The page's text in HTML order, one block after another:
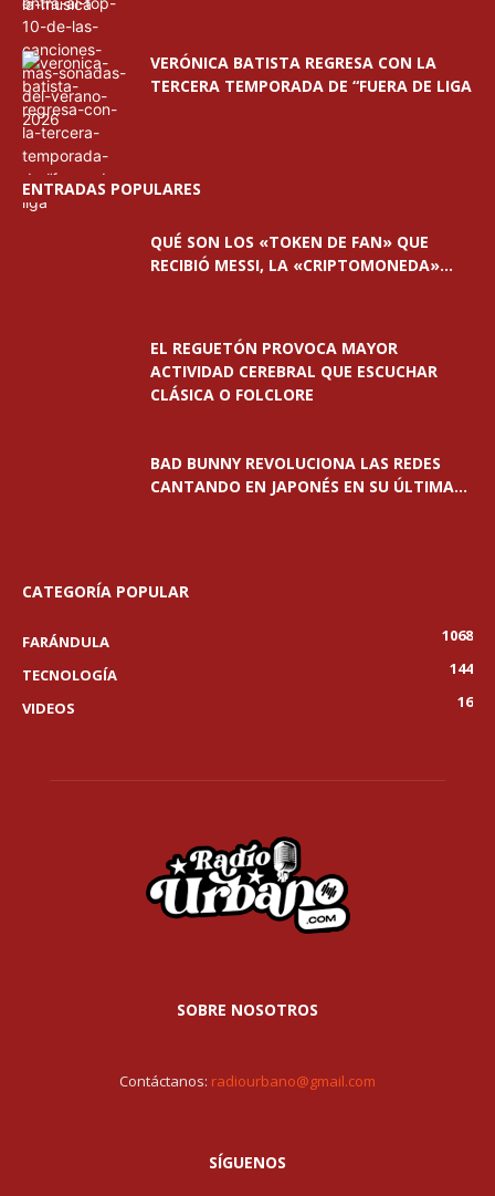
VERÓNICA BATISTA REGRESA CON LA
TERCERA TEMPORADA DE “FUERA DE LIGA
ENTRADAS POPULARES
QUÉ SON LOS «TOKEN DE FAN» QUE
RECIBIÓ MESSI, LA «CRIPTOMONEDA»...
EL REGUETÓN PROVOCA MAYOR
ACTIVIDAD CEREBRAL QUE ESCUCHAR
CLÁSICA O FOLCLORE
BAD BUNNY REVOLUCIONA LAS REDES
CANTANDO EN JAPONÉS EN SU ÚLTIMA...
CATEGORÍA POPULAR
FARÁNDULA
1068
TECNOLOGÍA
144
VIDEOS
16
SOBRE NOSOTROS
Contáctanos: radiourbano@gmail.com
SÍGUENOS